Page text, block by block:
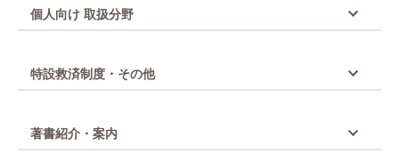
個人向け 取扱分野
特設救済制度・その他
著書紹介・案内